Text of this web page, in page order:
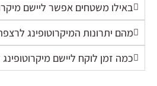
באילו משטחים אפשר ליישם
מהם יתרונות המיקרוטופינג
כמה זמן לוקח ליישם